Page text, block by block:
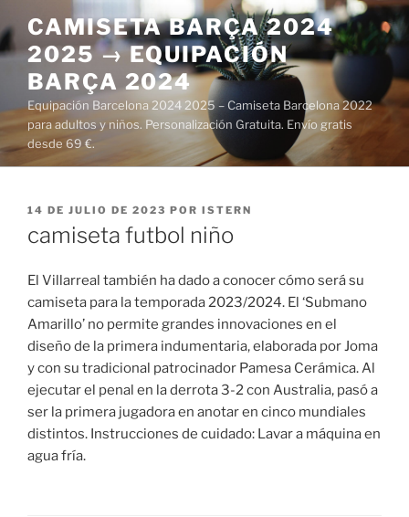
al
contenido
CAMISETA BARÇA 2024
2025 → EQUIPACIÓN
BARÇA 2024
Equipación Barcelona 2024 2025 – Camiseta Barcelona 2022
para adultos y niños. Personalización Gratuita. Envío gratis
desde 69 €.
PUBLICADO
14 DE JULIO DE 2023 POR ISTERN
camiseta futbol niño
El Villarreal también ha dado a conocer cómo será su
camiseta para la temporada 2023/2024. El ‘Submano
Amarillo’ no permite grandes innovaciones en el
diseño de la primera indumentaria, elaborada por Joma
y con su tradicional patrocinador Pamesa Cerámica. Al
ejecutar el penal en la derrota 3-2 con Australia, pasó a
ser la primera jugadora en anotar en cinco mundiales
distintos. Instrucciones de cuidado: Lavar a máquina en
agua fría.